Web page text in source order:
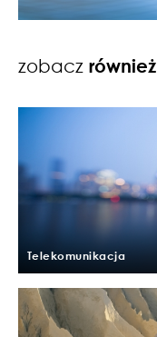
zobacz również
Telekomunikacja